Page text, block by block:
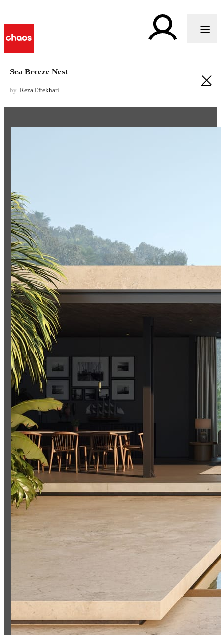
Sea Breeze Nest
by Reza Eftekhari